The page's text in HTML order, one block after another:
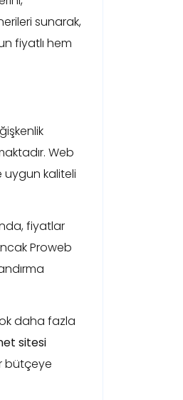
sunarak,
fiyatlı hem
Web
uygun kaliteli
fiyatlar
Proweb
daha fazla
sitesi
bütçeye